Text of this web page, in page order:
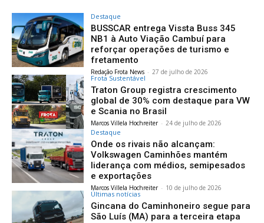
Destaque
BUSSCAR entrega Vissta Buss 345
NB1 à Auto Viação Cambuí para
reforçar operações de turismo e
fretamento
Redação Frota News - 27 de julho de 2026
Frota Sustentável
Traton Group registra crescimento
global de 30% com destaque para VW
e Scania no Brasil
Marcos Villela Hochreiter - 24 de julho de 2026
Destaque
Onde os rivais não alcançam:
Volkswagen Caminhões mantém
liderança com médios, semipesados
e exportações
Marcos Villela Hochreiter - 10 de julho de 2026
Últimas notícias
Gincana do Caminhoneiro segue para
São Luís (MA) para a terceira etapa